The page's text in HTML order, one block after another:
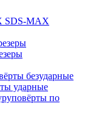
SDS-MAX
безударные
ударные
по